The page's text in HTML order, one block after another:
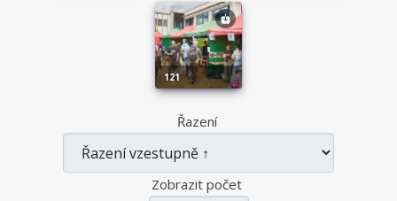
121
Řazení
Zobrazit počet